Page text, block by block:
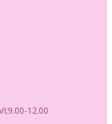
12.00